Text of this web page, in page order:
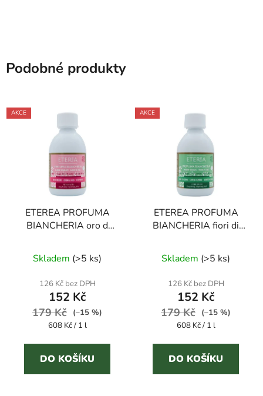
Podobné produkty
AKCE
ETEREA PROFUMA
BIANCHERIA oro d
na prádlo
hodnocení
produktu
je
3,9
z
5
hvězdiček.
Skladem (>5 ks)
126 Kč bez DPH
152 Kč
179 Kč
(–15 %)
Měrná
608 Kč / 1 l
DO KOŠÍKU
AKCE
ETEREA PROFUMA
BIANCHERIA fiori di
na prádlo
hodnocení
produktu
je
4,2
z
5
hvězdiček.
Skladem (>5 ks)
126 Kč bez DPH
152 Kč
179 Kč
(–15 %)
Měrná
608 Kč / 1 l
DO KOŠÍKU